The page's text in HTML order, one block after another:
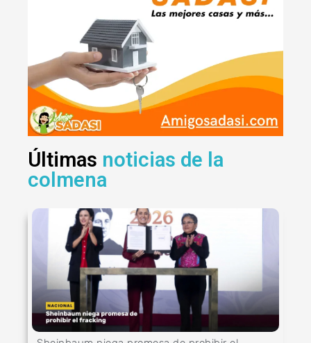
Últimas noticias de la
colmena